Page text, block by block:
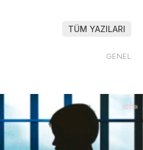
TÜM YAZILARI
GENEL